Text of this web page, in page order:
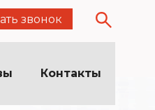
звонок
Контакты